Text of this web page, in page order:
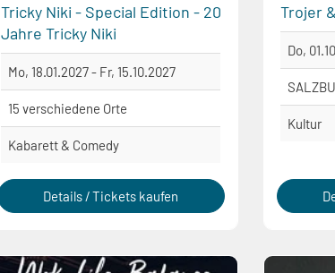
Tricky Niki - Special Edition - 20
Jahre Tricky Niki
Mo, 18.01.2027 - Fr, 15.10.2027
15 verschiedene Orte
Kabarett & Comedy
Details / Tickets kaufen
Trojer
Do,
Kultur